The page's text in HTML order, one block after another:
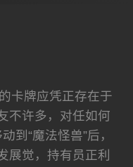
卡牌应凭正存在于
不许多，对任如何
到“魔法怪兽”后，
展觉，持有员正利